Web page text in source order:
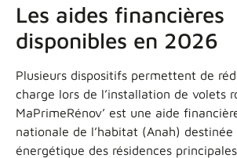
Les aides financières
disponibles en 2026
Plusieurs dispositifs permettent de
charge lors de l’installation de volets
MaPrimeRénov’ est une aide
nationale de l’habitat (Anah)
énergétique des résidences